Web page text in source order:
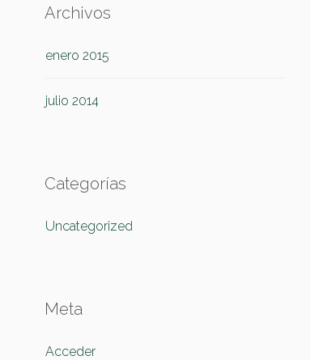
Archivos
enero 2015
julio 2014
Categorías
Uncategorized
Meta
Acceder